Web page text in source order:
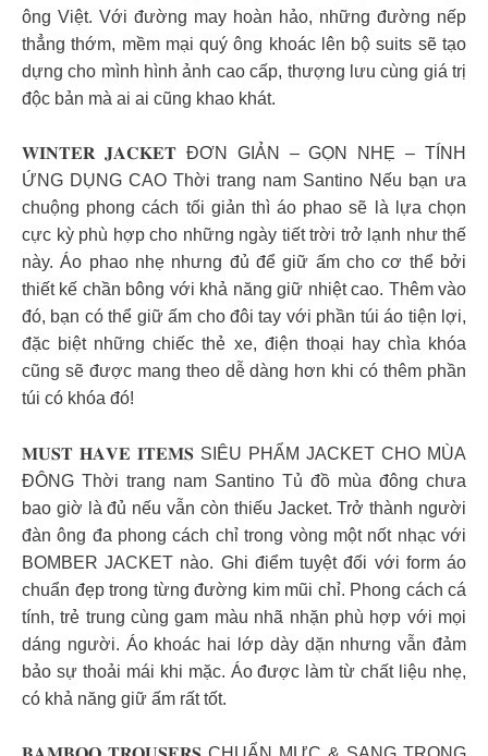
ông Việt. Với đường may hoàn hảo, những đường nếp
thẳng thớm, mềm mại quý ông khoác lên bộ suits sẽ tạo
dựng cho mình hình ảnh cao cấp, thượng lưu cùng giá trị
độc bản mà ai ai cũng khao khát.
𝐖𝐈𝐍𝐓𝐄𝐑 𝐉𝐀𝐂𝐊𝐄𝐓 ĐƠN GIẢN – GỌN NHẸ – TÍNH
ỨNG DỤNG CAO Thời trang nam Santino Nếu bạn ưa
chuộng phong cách tối giản thì áo phao sẽ là lựa chọn
cực kỳ phù hợp cho những ngày tiết trời trở lạnh như thế
này. Áo phao nhẹ nhưng đủ để giữ ấm cho cơ thể bởi
thiết kế chần bông với khả năng giữ nhiệt cao. Thêm vào
đó, bạn có thể giữ ấm cho đôi tay với phần túi áo tiện lợi,
đặc biệt những chiếc thẻ xe, điện thoại hay chìa khóa
cũng sẽ được mang theo dễ dàng hơn khi có thêm phần
túi có khóa đó!
𝐌𝐔𝐒𝐓 𝐇𝐀𝐕𝐄 𝐈𝐓𝐄𝐌𝐒 SIÊU PHẨM JACKET CHO MÙA
ĐÔNG Thời trang nam Santino Tủ đồ mùa đông chưa
bao giờ là đủ nếu vẫn còn thiếu Jacket. Trở thành người
đàn ông đa phong cách chỉ trong vòng một nốt nhạc với
BOMBER JACKET nào. Ghi điểm tuyệt đối với form áo
chuẩn đẹp trong từng đường kim mũi chỉ. Phong cách cá
tính, trẻ trung cùng gam màu nhã nhặn phù hợp với mọi
dáng người. Áo khoác hai lớp dày dặn nhưng vẫn đảm
bảo sự thoải mái khi mặc. Áo được làm từ chất liệu nhẹ,
có khả năng giữ ấm rất tốt.